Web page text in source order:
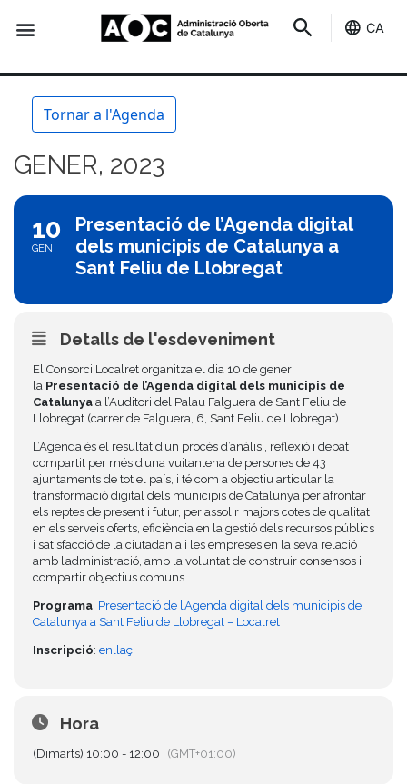
CA
Tornar a l'Agenda
GENER, 2023
10
GEN
Presentació de l’Agenda digital
dels municipis de Catalunya a
Sant Feliu de Llobregat
Detalls de l'esdeveniment
El Consorci Localret organitza el dia 10 de gener
la Presentació de l’Agenda digital dels municipis de
Catalunya a l’Auditori del Palau Falguera de Sant Feliu de
Llobregat (carrer de Falguera, 6, Sant Feliu de Llobregat).
L’Agenda és el resultat d’un procés d’anàlisi, reflexió i debat
compartit per més d’una vuitantena de persones de 43
ajuntaments de tot el país, i té com a objectiu articular la
transformació digital dels municipis de Catalunya per afrontar
els reptes de present i futur, per assolir majors cotes de qualitat
en els serveis oferts, eficiència en la gestió dels recursos públics
i satisfacció de la ciutadania i les empreses en la seva relació
amb l’administració, amb la voluntat de construir consensos i
compartir objectius comuns.
Programa: Presentació de l’Agenda digital dels municipis de
Catalunya a Sant Feliu de Llobregat – Localret
Inscripció: enllaç.
Hora
(Dimarts) 10:00 - 12:00 (GMT+01:00)